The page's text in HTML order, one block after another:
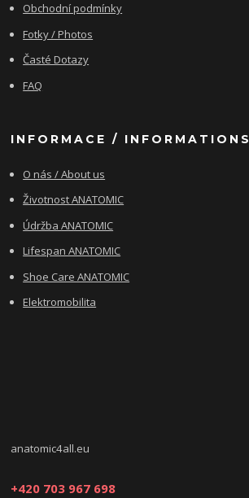
Obchodní podmínky
Fotky / Photos
Časté Dotazy
FAQ
INFORMACE / INFORMATIONS
O nás / About us
Životnost ANATOMIC
Údržba ANATOMIC
Lifespan ANATOMIC
Shoe Care ANATOMIC
Elektromobilita
anatomic4all.eu
+420 703 967 698